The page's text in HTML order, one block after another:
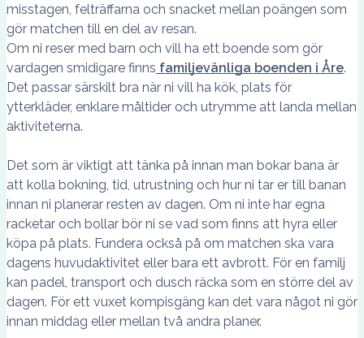
misstagen, felträffarna och snacket mellan poängen som
gör matchen till en del av resan.
Om ni reser med barn och vill ha ett boende som gör
vardagen smidigare finns familjevänliga boenden i Åre.
Det passar särskilt bra när ni vill ha kök, plats för
ytterkläder, enklare måltider och utrymme att landa mellan
aktiviteterna.
Det som är viktigt att tänka på innan man bokar bana är
att kolla bokning, tid, utrustning och hur ni tar er till banan
innan ni planerar resten av dagen. Om ni inte har egna
racketar och bollar bör ni se vad som finns att hyra eller
köpa på plats. Fundera också på om matchen ska vara
dagens huvudaktivitet eller bara ett avbrott. För en familj
kan padel, transport och dusch räcka som en större del av
dagen. För ett vuxet kompisgäng kan det vara något ni gör
innan middag eller mellan två andra planer.